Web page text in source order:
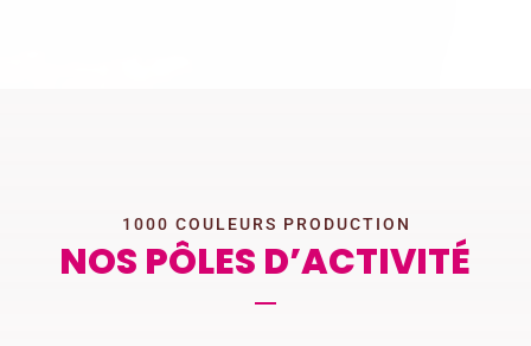
1000 COULEURS PRODUCTION
NOS PÔLES D’ACTIVITÉ